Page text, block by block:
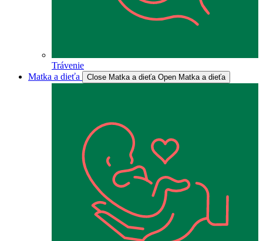
Trávenie
Matka a dieťa
Close Matka a dieťa Open Matka a dieťa